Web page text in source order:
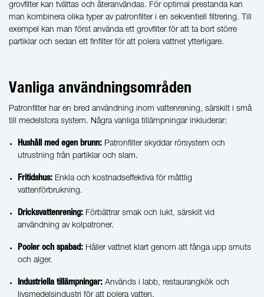
grovfilter kan tvättas och återanvändas. För optimal prestanda kan
man kombinera olika typer av patronfilter i en sekventiell filtrering. Till
exempel kan man först använda ett grovfilter för att ta bort större
partiklar och sedan ett finfilter för att polera vattnet ytterligare.
Vanliga användningsområden
Patronfilter har en bred användning inom vattenrening, särskilt i små
till medelstora system. Några vanliga tillämpningar inkluderar:
Hushåll med egen brunn: Patronfilter skyddar rörsystem och
utrustning från partiklar och slam.
Fritidshus: Enkla och kostnadseffektiva för måttlig
vattenförbrukning.
Dricksvattenrening: Förbättrar smak och lukt, särskilt vid
användning av kolpatroner.
Pooler och spabad: Håller vattnet klart genom att fånga upp smuts
och alger.
Industriella tillämpningar: Används i labb, restaurangkök och
livsmedelsindustri för att polera vatten.